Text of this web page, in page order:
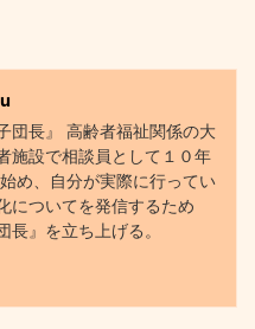
団長』 高齢者福祉関係の大
施設で相談員として１０年
め、自分が実際に行ってい
についてを発信するため
長』を立ち上げる。